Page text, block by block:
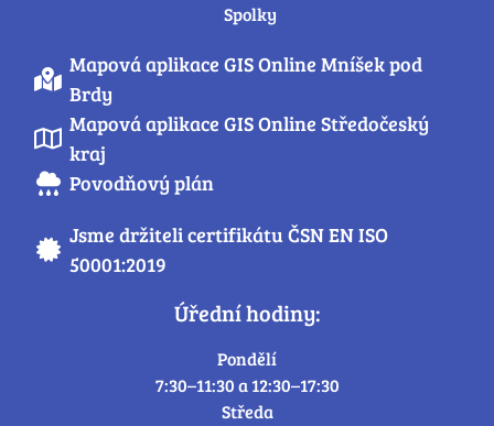
Spolky
Mapová aplikace GIS Online Mníšek pod
Brdy
Mapová aplikace GIS Online Středočeský
kraj
Povodňový plán
Jsme držiteli certifikátu ČSN EN ISO
50001:2019
Úřední hodiny:
Pondělí
7:30–11:30 a 12:30–17:30
Středa